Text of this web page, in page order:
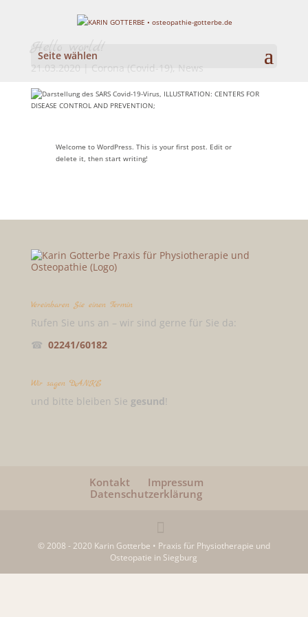
Seite wählen
Hello world!
21.03.2020 Corona (Covid-19) News
Welcome to WordPress. This is your first post. Edit or
delete it, then start writing!
Vereinbaren Sie einen Termin
Rufen Sie uns an – wir sind gerne für Sie da:
☎ 02241/60182
Wir sagen DANKE
und bitte bleiben Sie gesund!
Kontakt
Impressum
Datenschutzerklärung
© 2008 - 2020 Karin Gotterbe • Praxis für Physiotherapie und
Osteopatie in Siegburg